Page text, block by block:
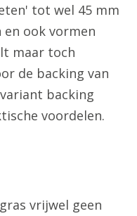
tot wel 45 mm
en ook vormen
maar toch
de backing van
backing
voordelen.
vrijwel geen